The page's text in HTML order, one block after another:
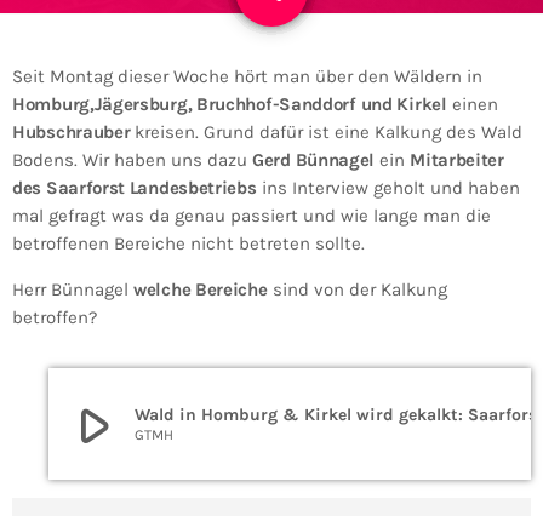
Seit Montag dieser Woche hört man über den Wäldern in
Homburg,Jägersburg, Bruchhof-Sanddorf und Kirkel einen
Hubschrauberkreisen. Grund dafür ist eine Kalkung des Wald
Bodens. Wir haben uns dazu Gerd Bünnagel ein Mitarbeiter
des Saarforst Landesbetriebs ins Interview geholt und haben
mal gefragt was da genau passiert und wie lange man die
betroffenen Bereiche nicht betreten sollte.
Herr Bünnagel welche Bereichesind von der Kalkung
betroffen?
play_arrow GTMH